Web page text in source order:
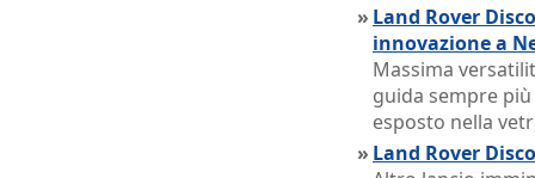
» Land Rover
innovazione a
Massima
guida sempre
esposto nella
» Land Rover